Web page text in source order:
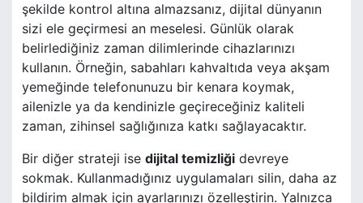
şekilde kontrol altına almazsanız, dijital dünyanın
sizi ele geçirmesi an meselesi. Günlük olarak
belirlediğiniz zaman dilimlerinde cihazlarınızı
kullanın. Örneğin, sabahları kahvaltıda veya akşam
yemeğinde telefonunuzu bir kenara koymak,
ailenizle ya da kendinizle geçireceğiniz kaliteli
zaman, zihinsel sağlığınıza katkı sağlayacaktır.
Bir diğer strateji ise dijital temizliği devreye
sokmak. Kullanmadığınız uygulamaları silin, daha az
bildirim almak için ayarlarınızı özelleştirin. Yalnızca